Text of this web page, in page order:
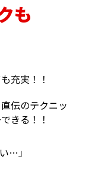
も
充実！！
伝のテクニッ
きる！！
…」